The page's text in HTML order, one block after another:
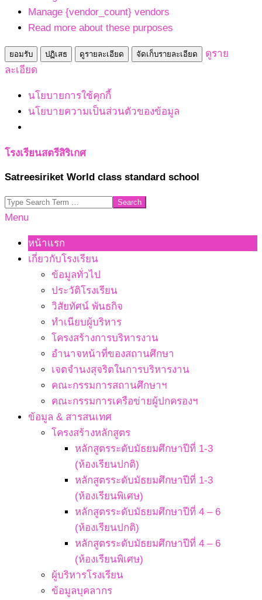
Manage {vendor_count} vendors
Read more about these purposes
ยอมรับ ปฏิเสธ ดูรายละเอียด จัดเก็บรายละเอียด
ดูราย
ละเอียด
นโยบายการใช้คุกกี้
นโยบายความเป็นส่วนตัวของข้อมูล
Skip
โรงเรียนสตรีสิริเกศ
Satreesiriket World class standard school
Search
Primary
Menu
Menu
หน้าแรก
เกี่ยวกับโรงเรียน
ข้อมูลทั่วไป
ประวัติโรงเรียน
วิสัยทัศน์ พันธกิจ
ทำเนียบผู้บริหาร
โครงสร้างการบริหารงาน
อำนาจหน้าที่ของสถานศึกษา
เจตจํานงสุจริตในการบริหารงาน
คณะกรรมการสถานศึกษาฯ
คณะกรรมการเครือข่ายผู้ปกครองฯ
ข้อมูล & สารสนเทศ
โครงสร้างหลักสูตร
หลักสูตรระดับมัธยมศึกษาปีที่ 1-3
(ห้องเรียนปกติ)
หลักสูตรระดับมัธยมศึกษาปีที่ 1-3
(ห้องเรียนพิเศษ)
หลักสูตรระดับมัธยมศึกษาปีที่ 4 – 6
(ห้องเรียนปกติ)
หลักสูตรระดับมัธยมศึกษาปีที่ 4 – 6
(ห้องเรียนพิเศษ)
ผู้บริหารโรงเรียน
ข้อมูลบุคลากร